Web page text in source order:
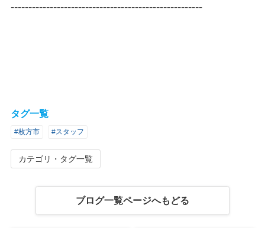
------------------------------------------------------
タグ一覧
#枚方市 #スタッフ
カテゴリ・タグ一覧
ブログ一覧ページへもどる